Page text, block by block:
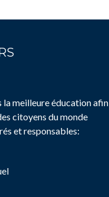
la meilleure éducation afin
citoyens du monde
et responsables: